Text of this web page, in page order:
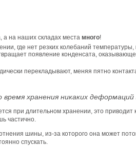
а на наших складах места много!
где нет резких колебаний температуры,
появление конденсата,
перекладывают, меняя пятно
хранения никаких деформаций
при длительном хранении, это приводит
частично.
шины, из-за которого она может
спускать.